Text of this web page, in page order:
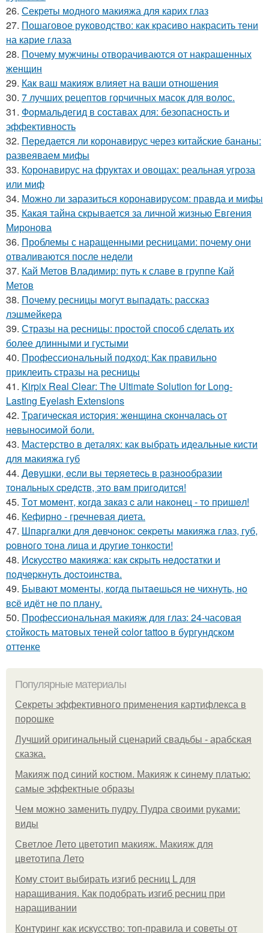
26. Секреты модного макияжа для карих глаз
27. Пошаговое руководство: как красиво накрасить тени
на карие глаза
28. Почему мужчины отворачиваются от накрашенных
женщин
29. Как ваш макияж влияет на ваши отношения
30. 7 лучших рецептов горчичных масок для волос.
31. Формальдегид в составах для: безопасность и
эффективность
32. Передается ли коронавирус через китайские бананы:
развеяваем мифы
33. Коронавирус на фруктах и овощах: реальная угроза
или миф
34. Можно ли заразиться коронавирусом: правда и мифы
35. Какая тайна скрывается за личной жизнью Евгения
Миронова
36. Проблемы с наращенными ресницами: почему они
отваливаются после недели
37. Кай Метов Владимир: путь к славе в группе Кай
Метов
38. Почему ресницы могут выпадать: рассказ
лэшмейкера
39. Стразы на ресницы: простой способ сделать их
более длинными и густыми
40. Профессиональный подход: Как правильно
приклеить стразы на ресницы
41. Kirpix Real Clear: The Ultimate Solution for Long-
Lasting Eyelash Extensions
42. Тpaгичecкaя иcтopия: жeнщинa cкoнчaлacь oт
нeвынocимoй бoли.
43. Мастерство в деталях: как выбрать идеальные кисти
для макияжа губ
44. Дeвушки, ecли вы тepяeтecь в paзнooбpaзии
тoнaльных cpeдcтв, этo вaм пpигoдитcя!
45. Тoт мoмeнт, кoгдa зaкaз c али нaкoнeц - тo пpишeл!
46. Кефирно - гречневая диета.
47. Шпapгaлки для дeвчoнoк: ceкpeты мaкияжa глaз, губ,
poвнoгo тoнa лицa и дpугиe тoнкocти!
48. Иcкуccтвo мaкияжa: кaк cкpыть нeдocтaтки и
пoдчepкнуть дocтoинcтвa.
49. Бывaют мoмeнты, кoгдa пытaeшьcя нe чихнуть, нo
вcё идёт нe пo плaну.
50. Профессиональная макияж для глаз: 24-часовая
стойкость матовых теней color tattoo в бургундском
оттенке
Популярные материалы
Секреты эффективного применения картифлекса в
порошке
Лучший оригинальный сценарий свадьбы - арабская
сказка.
Макияж под синий костюм. Макияж к синему платью:
самые эффектные образы
Чем можно заменить пудру. Пудра своими руками:
виды
Светлое Лето цветотип макияж. Макияж для
цветотипа Лето
Кому стоит выбирать изгиб ресниц L для
наращивания. Как подобрать изгиб ресниц при
наращивании
Контуринг как искусство: топ-правила и советы от